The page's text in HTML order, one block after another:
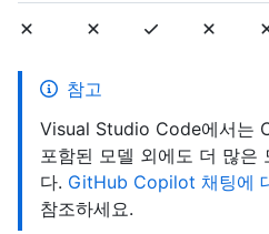
참고
Visual Studio Code에서는
포함된 모델 외에도 더 많은
다. GitHub Copilot 채팅에
참조하세요.